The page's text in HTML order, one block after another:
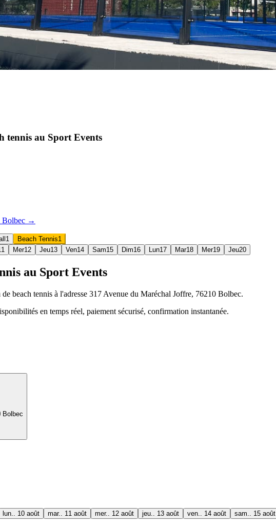
tennis au Sport Events
Bolbec →
1 Beach Tennis1
Mer12 Jeu13 Ven14 Sam15 Dim16 Lun17 Mar18 Mer19 Jeu20
au Sport Events
beach tennis à l'adresse 317 Avenue du Maréchal Joffre, 76210 Bolbec.
en temps réel, paiement sécurisé, confirmation instantanée.
Bolbec
lun.. 10 août mar.. 11 août mer.. 12 août jeu.. 13 août ven.. 14 août sam.. 15 août